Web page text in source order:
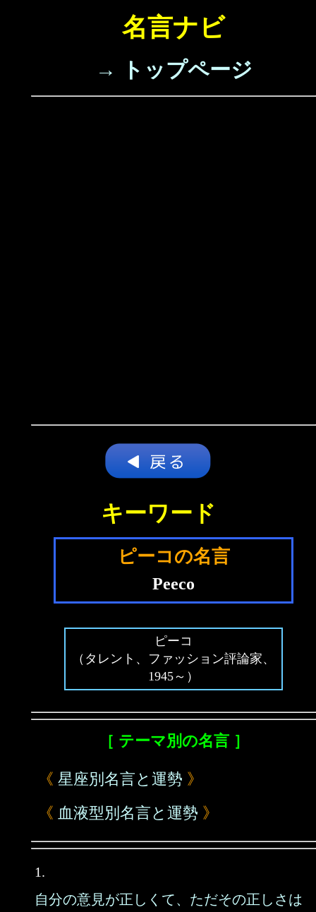
名言ナビ
→ トップページ
キーワード
ピーコの名言
Peeco
ピーコ
（タレント、ファッション評論家、
1945～）
［ テーマ別の名言 ］
《 星座別名言と運勢 》
《 血液型別名言と運勢 》
1.
自分の意見が正しくて、ただその正しさは